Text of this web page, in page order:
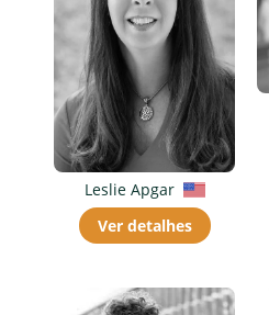
Leslie Apgar
Ver detalhes